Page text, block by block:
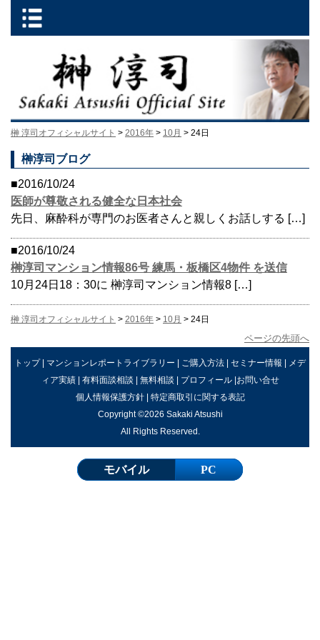
榊 淳司オフィシャルサイト > 2016年 > 10月 > 24日
榊淳司ブログ
■2016/10/24
医師が尊敬される健全な日本社会
先日、麻酔科が専門のお医者さんと親しくお話しする […]
■2016/10/24
榊淳司マンション情報86号 練馬・板橋区4物件 を送信
10月24日18：30に 榊淳司マンション情報8 […]
榊 淳司オフィシャルサイト > 2016年 > 10月 > 24日
ページの先頭へ
トップ| マンションレポートライブラリー | ご購入方法 | セミナー情報 | メデ
ィア実績| 有料面談相談 | 無料相談 | プロフィール|お問い合せ
個人情報保護方針| 特定商取引に関する表記
Copyright ©2026 Sakaki Atsushi
All Rights Reserved.
モバイル PC